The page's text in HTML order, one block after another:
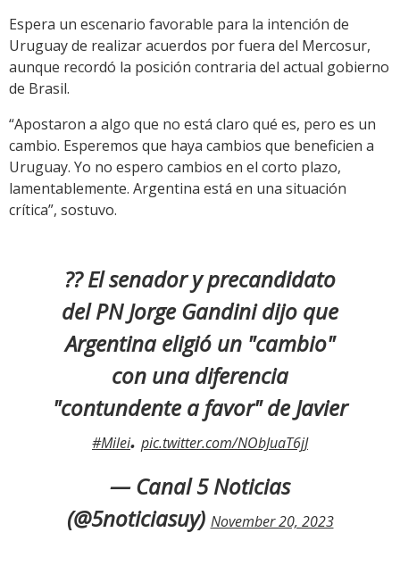
Espera un escenario favorable para la intención de
Uruguay de realizar acuerdos por fuera del Mercosur,
aunque recordó la posición contraria del actual gobierno
de Brasil.
“Apostaron a algo que no está claro qué es, pero es un
cambio. Esperemos que haya cambios que beneficien a
Uruguay. Yo no espero cambios en el corto plazo,
lamentablemente. Argentina está en una situación
crítica”, sostuvo.
?? El senador y precandidato
del PN Jorge Gandini dijo que
Argentina eligió un "cambio"
con una diferencia
"contundente a favor" de Javier
#Milei. pic.twitter.com/NObJuaT6jJ
— Canal 5 Noticias
(@5noticiasuy) November 20, 2023